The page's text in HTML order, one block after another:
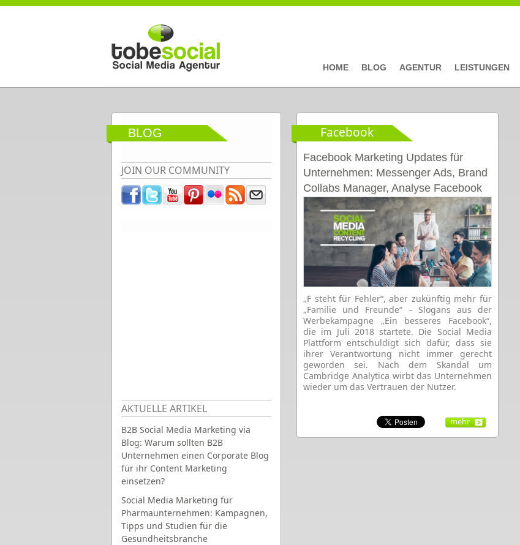
Direkt zum Inhalt
HOME BLOG AGENTUR LEISTUNGEN
BLOG
JOIN OUR COMMUNITY
AKTUELLE ARTIKEL
B2B Social Media Marketing via
Blog: Warum sollten B2B
Unternehmen einen Corporate Blog
für ihr Content Marketing
einsetzen?
Social Media Marketing für
Pharmaunternehmen: Kampagnen,
Tipps und Studien für die
Gesundheitsbranche
Facebook
Facebook Marketing Updates für
Unternehmen: Messenger Ads, Brand
Collabs Manager, Analyse Facebook
Gruppen
„F steht für Fehler“, aber zukünftig mehr für
„Familie und Freunde“ – Slogans aus der
Werbekampagne „Ein besseres Facebook“,
die im Juli 2018 startete. Die Social Media
Plattform entschuldigt sich dafür, dass sie
ihrer Verantwortung nicht immer gerecht
geworden sei. Nach dem Skandal um
Cambridge Analytica wirbt das Unternehmen
wieder um das Vertrauen der Nutzer.
mehr